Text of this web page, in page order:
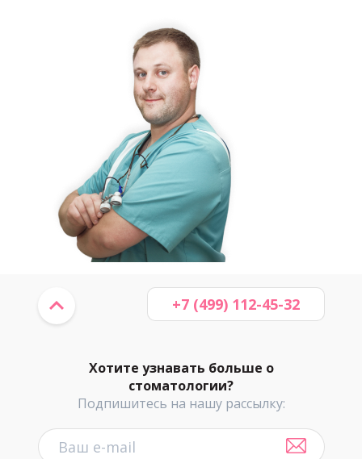
Хотите узнавать больше о
стоматологии?
Подпишитесь на нашу рассылку:
+7 (499) 112-45-32